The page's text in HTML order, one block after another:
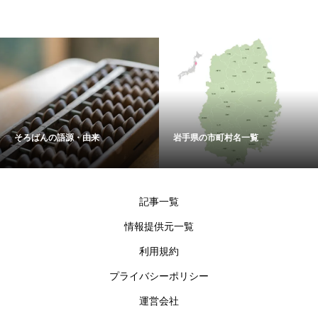
そろばんの語源・由来 岩手県の市町村名一覧
記事一覧
情報提供元一覧
利用規約
プライバシーポリシー
運営会社